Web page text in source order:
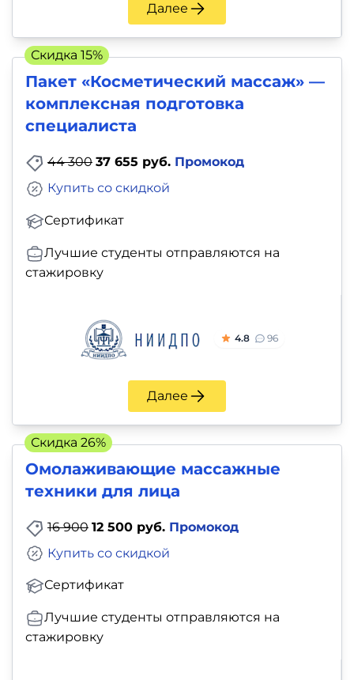
Далее
Пакет «Косметический массаж» —
комплексная подготовка
специалиста
44 300 37 655 руб. Промокод
Сертификат
Купить со скидкой
Лучшие студенты отправляются на
стажировку
4.8 96
Далее
Скидка 15%
Омолаживающие массажные
техники для лица
16 900 12 500 руб. Промокод
Сертификат
Купить со скидкой
Лучшие студенты отправляются на
стажировку
Скидка 26%